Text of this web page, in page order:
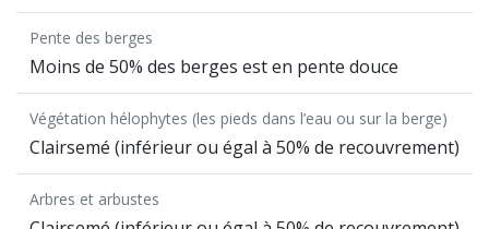
Pente des berges
Moins de 50% des berges est en pente douce
Végétation hélophytes (les pieds dans l’eau ou sur la berge)
Clairsemé (inférieur ou égal à 50% de recouvrement)
Arbres et arbustes